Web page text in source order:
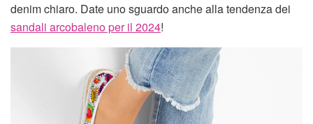
denim chiaro. Date uno sguardo anche alla tendenza dei
sandali arcobaleno per il 2024!